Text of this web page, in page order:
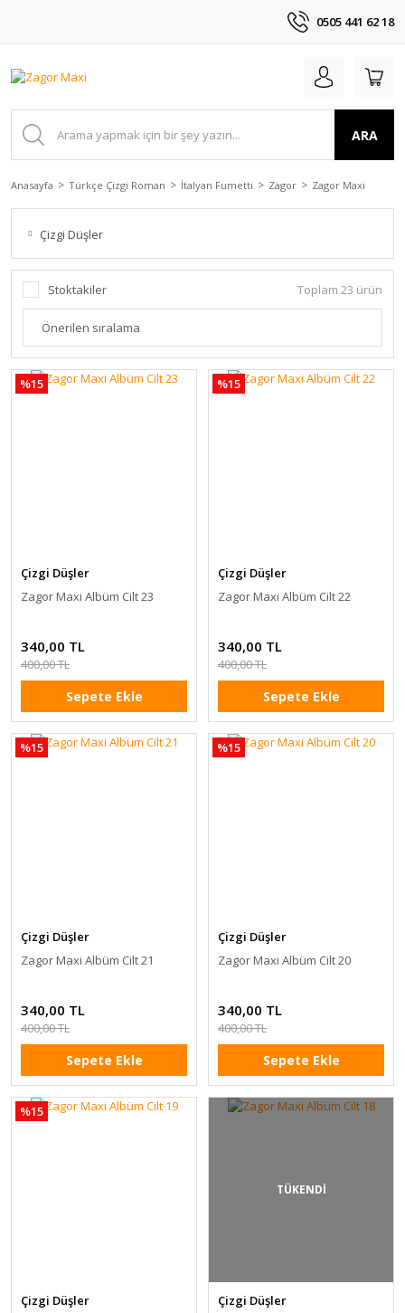
0505 441 62 18
ARA
Anasayfa Türkçe Çizgi Roman İtalyan Fumetti Zagor Zagor Maxi
Çizgi Düşler
Stoktakiler Toplam 23 ürün
%15
Çizgi Düşler
Zagor Maxi Albüm Cilt 23
340,00 TL
400,00 TL
Sepete Ekle
%15
Çizgi Düşler
Zagor Maxi Albüm Cilt 22
340,00 TL
400,00 TL
Sepete Ekle
%15
Çizgi Düşler
Zagor Maxi Albüm Cilt 21
340,00 TL
400,00 TL
Sepete Ekle
%15
Çizgi Düşler
Zagor Maxi Albüm Cilt 20
340,00 TL
400,00 TL
Sepete Ekle
%15
Çizgi Düşler
TÜKENDİ
Çizgi Düşler